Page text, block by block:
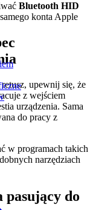
Bluetooth HID
konta Apple
upewnij się, że
z wejściem
urządzenia. Sama
do pracy z
w programach takich
narzędziach
pasujący do